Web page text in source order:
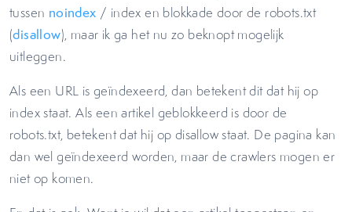
tussen noindex / index en blokkade door de robots.txt
(disallow), maar ik ga het nu zo beknopt mogelijk
uitleggen.
Als een URL is geïndexeerd, dan betekent dit dat hij op
index staat. Als een artikel geblokkeerd is door de
robots.txt, betekent dat hij op disallow staat. De pagina kan
dan wel geïndexeerd worden, maar de crawlers mogen er
niet op komen.